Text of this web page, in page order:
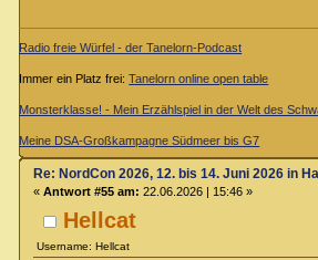
Radio freie Würfel - der Tanelorn-Podcast
Immer ein Platz frei:Tanelorn online open table
Monsterklasse! - Mein Erzählspiel in der Welt des
Meine DSA-Großkampagne Südmeer bis G7
Hellcat
Username: Hellcat
Re: NordCon 2026, 12. bis 14. Juni 2026 in
« Antwort #55 am: 22.06.2026 | 15:46 »